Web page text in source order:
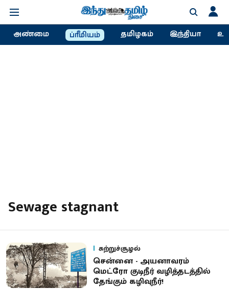
அண்மை ப்ரீமியம் தமிழகம் இந்தியா
Sewage stagnant
சுற்றுச்சூழல்
சென்னை - அயனாவரம்
மெட்ரோ குடிநீர் வழித்தடத்தில்
தேங்கும் கழிவுநீர்!